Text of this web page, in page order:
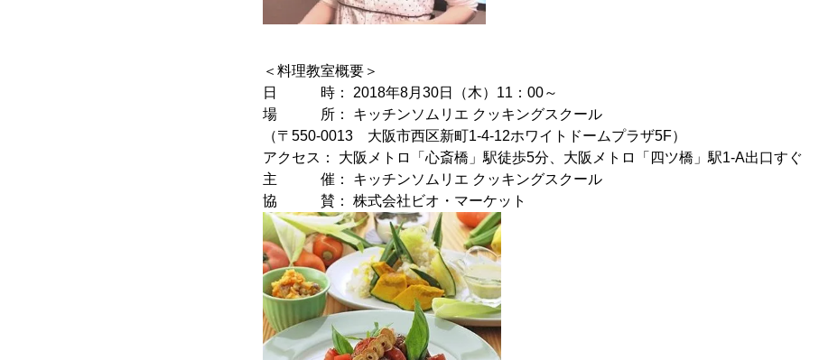
＜料理教室概要＞
日 時： 2018年8月30日（木）11：00～
場 所： キッチンソムリエ クッキングスクール
（〒550-0013 大阪市西区新町1-4-12ホワイトドームプラザ5F）
アクセス： 大阪メトロ「心斎橋」駅徒歩5分、大阪メトロ「四ツ橋」駅1-A出口すぐ
主 催： キッチンソムリエ クッキングスクール
協 賛： 株式会社ビオ・マーケット